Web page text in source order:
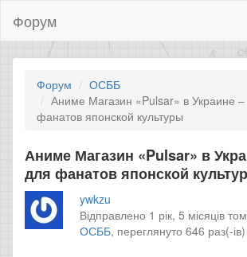
Форум
Форум
ОСББ
Аниме Магазин «Pulsar» в Украине
фанатов японской культуры
Аниме Магазин «Pulsar» в
для фанатов японской
ywkzu
Відправлено 1 рік, 5 місяців
ОСББ, переглянуто 646 раз(-ів)